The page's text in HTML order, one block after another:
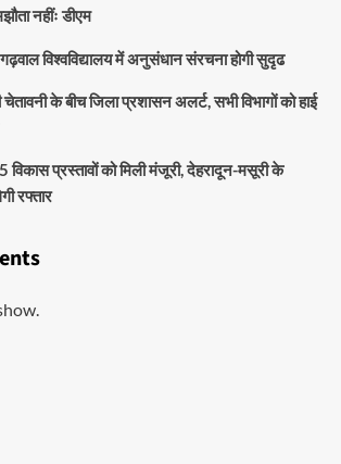
नहींः डीएम
विश्वविद्यालय में अनुसंधान संरचना होगी सुदृढ
चेतावनी के बीच जिला प्रशासन अलर्ट, सभी विभागों को हाई
विकास प्रस्तावों को मिली मंजूरी, देहरादून-मसूरी के
रफ्तार